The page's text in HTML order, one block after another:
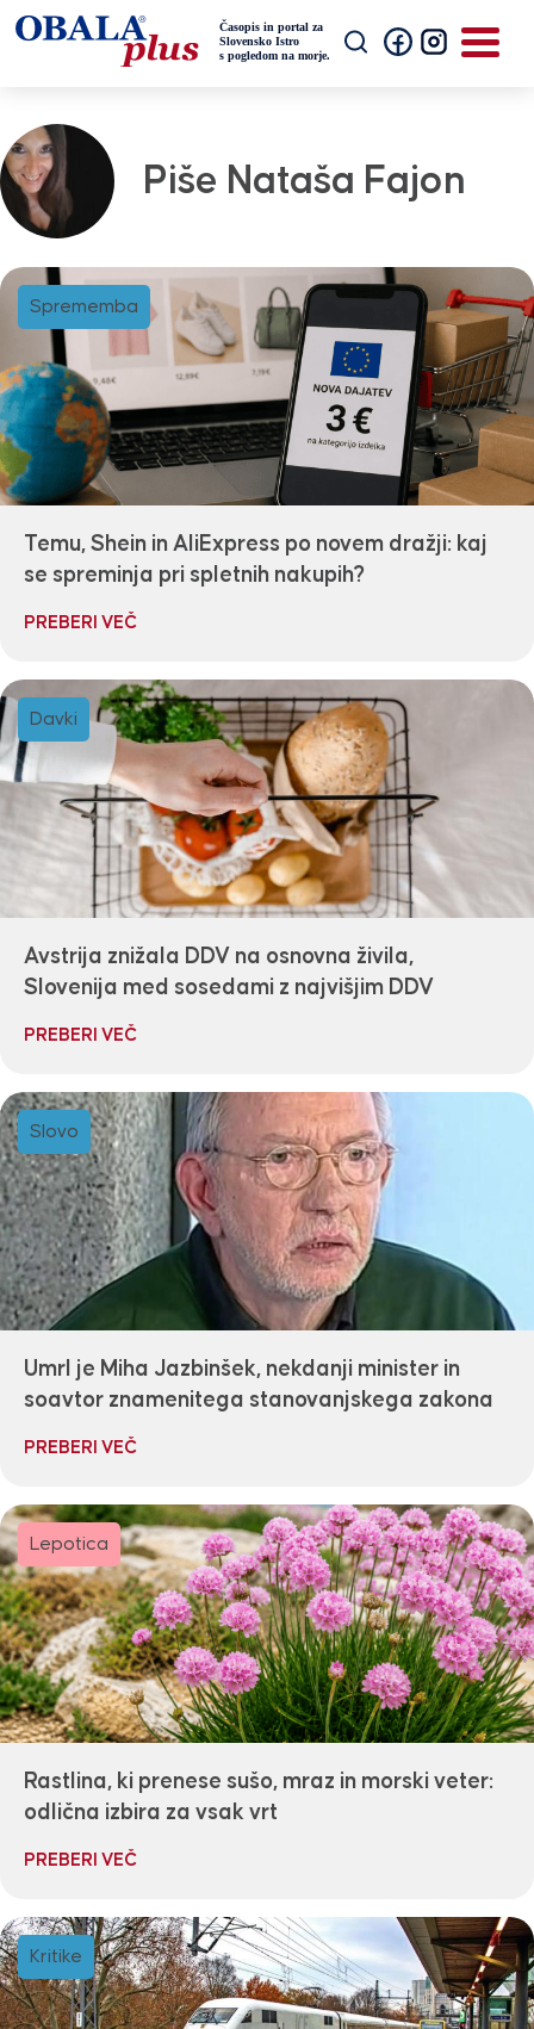
Piše Nataša Fajon
Sprememba
Temu, Shein in AliExpress po novem dražji: kaj
se spreminja pri spletnih nakupih?
PREBERI VEČ
Davki
Avstrija znižala DDV na osnovna živila,
Slovenija med sosedami z najvišjim DDV
PREBERI VEČ
Slovo
Umrl je Miha Jazbinšek, nekdanji minister in
soavtor znamenitega stanovanjskega zakona
PREBERI VEČ
Lepotica
Rastlina, ki prenese sušo, mraz in morski veter:
odlična izbira za vsak vrt
PREBERI VEČ
Kritike